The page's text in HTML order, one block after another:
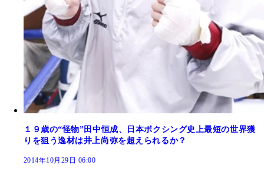
１９歳の“怪物”田中恒成、日本ボクシング史上最短の世界獲
りを狙う逸材は井上尚弥を超えられるか？
2014年10月29日 06:00